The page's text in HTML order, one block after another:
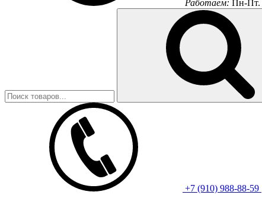
Работаем: Пн-Пт.
+7 (910) 988-88-59